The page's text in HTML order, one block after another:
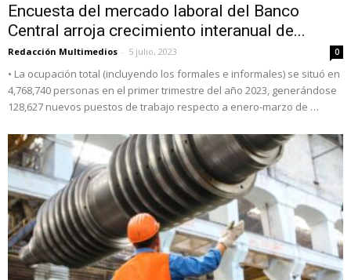
Encuesta del mercado laboral del Banco
Central arroja crecimiento interanual de...
Redacción Multimedios - 5 julio, 2023 0
• La ocupación total (incluyendo los formales e informales) se situó en
4,768,740 personas en el primer trimestre del año 2023, generándose
128,627 nuevos puestos de trabajo respecto a enero-marzo de …